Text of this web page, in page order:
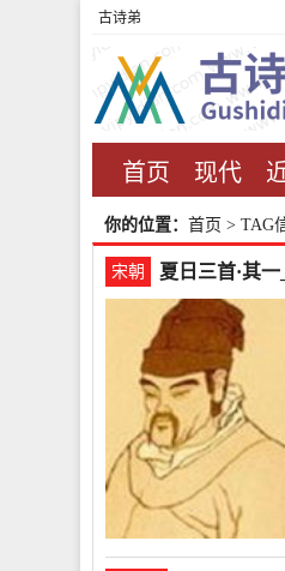
古诗弟
首页 现代
你的位置： 首页 > TAG
宋朝 夏日三首·其一